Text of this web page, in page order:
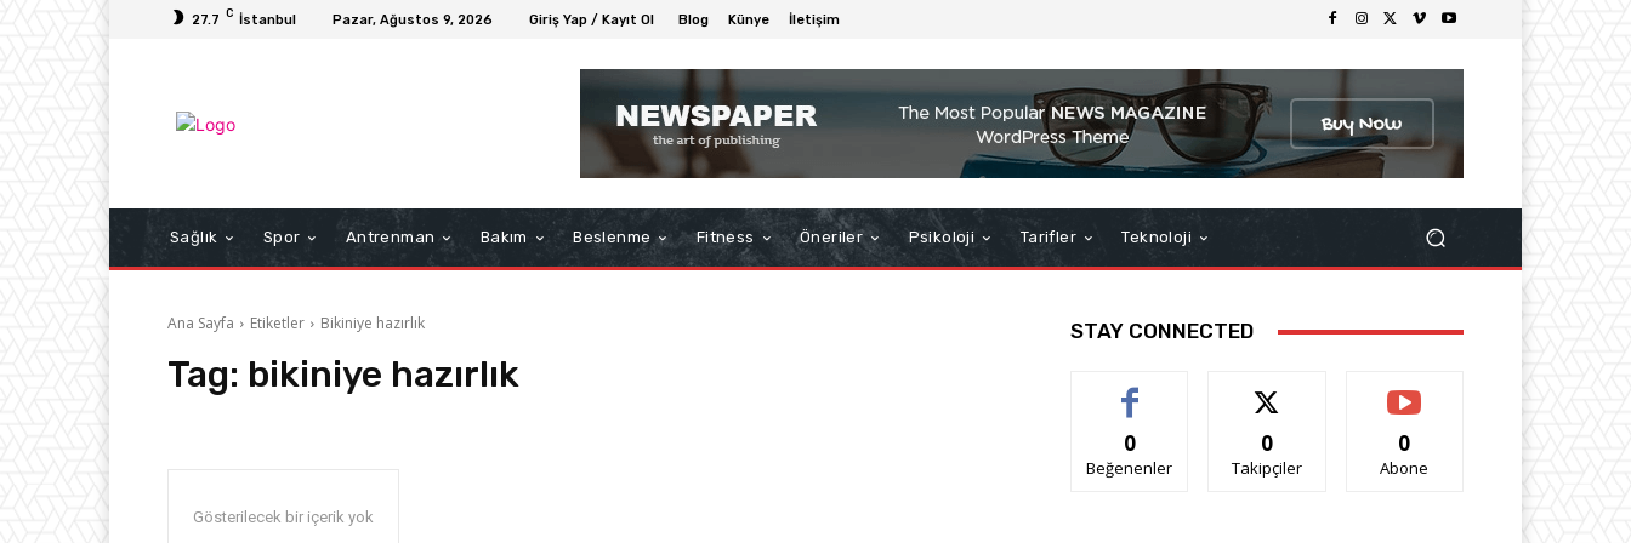
27.7 C İstanbul Pazar, Ağustos 9, 2026 Giriş Yap / Kayıt Ol Blog Künye İletişim
Sağlık Spor Antrenman Bakım Beslenme Fitness Öneriler Psikoloji Tarifler Teknoloji
Ana Sayfa Etiketler Bikiniye hazırlık
Tag: bikiniye hazırlık
Gösterilecek bir içerik yok
STAY CONNECTED
0
Beğenenler
0
Takipçiler
0
Abone